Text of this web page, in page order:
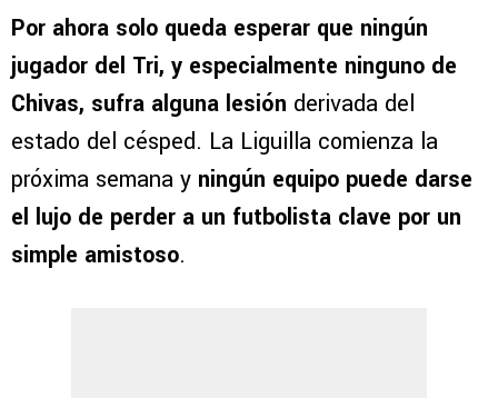
Por ahora solo queda esperar que ningún
jugador del Tri, y especialmente ninguno de
Chivas, sufra alguna lesión derivada del
estado del césped. La Liguilla comienza la
próxima semana y ningún equipo puede darse
el lujo de perder a un futbolista clave por un
simple amistoso.